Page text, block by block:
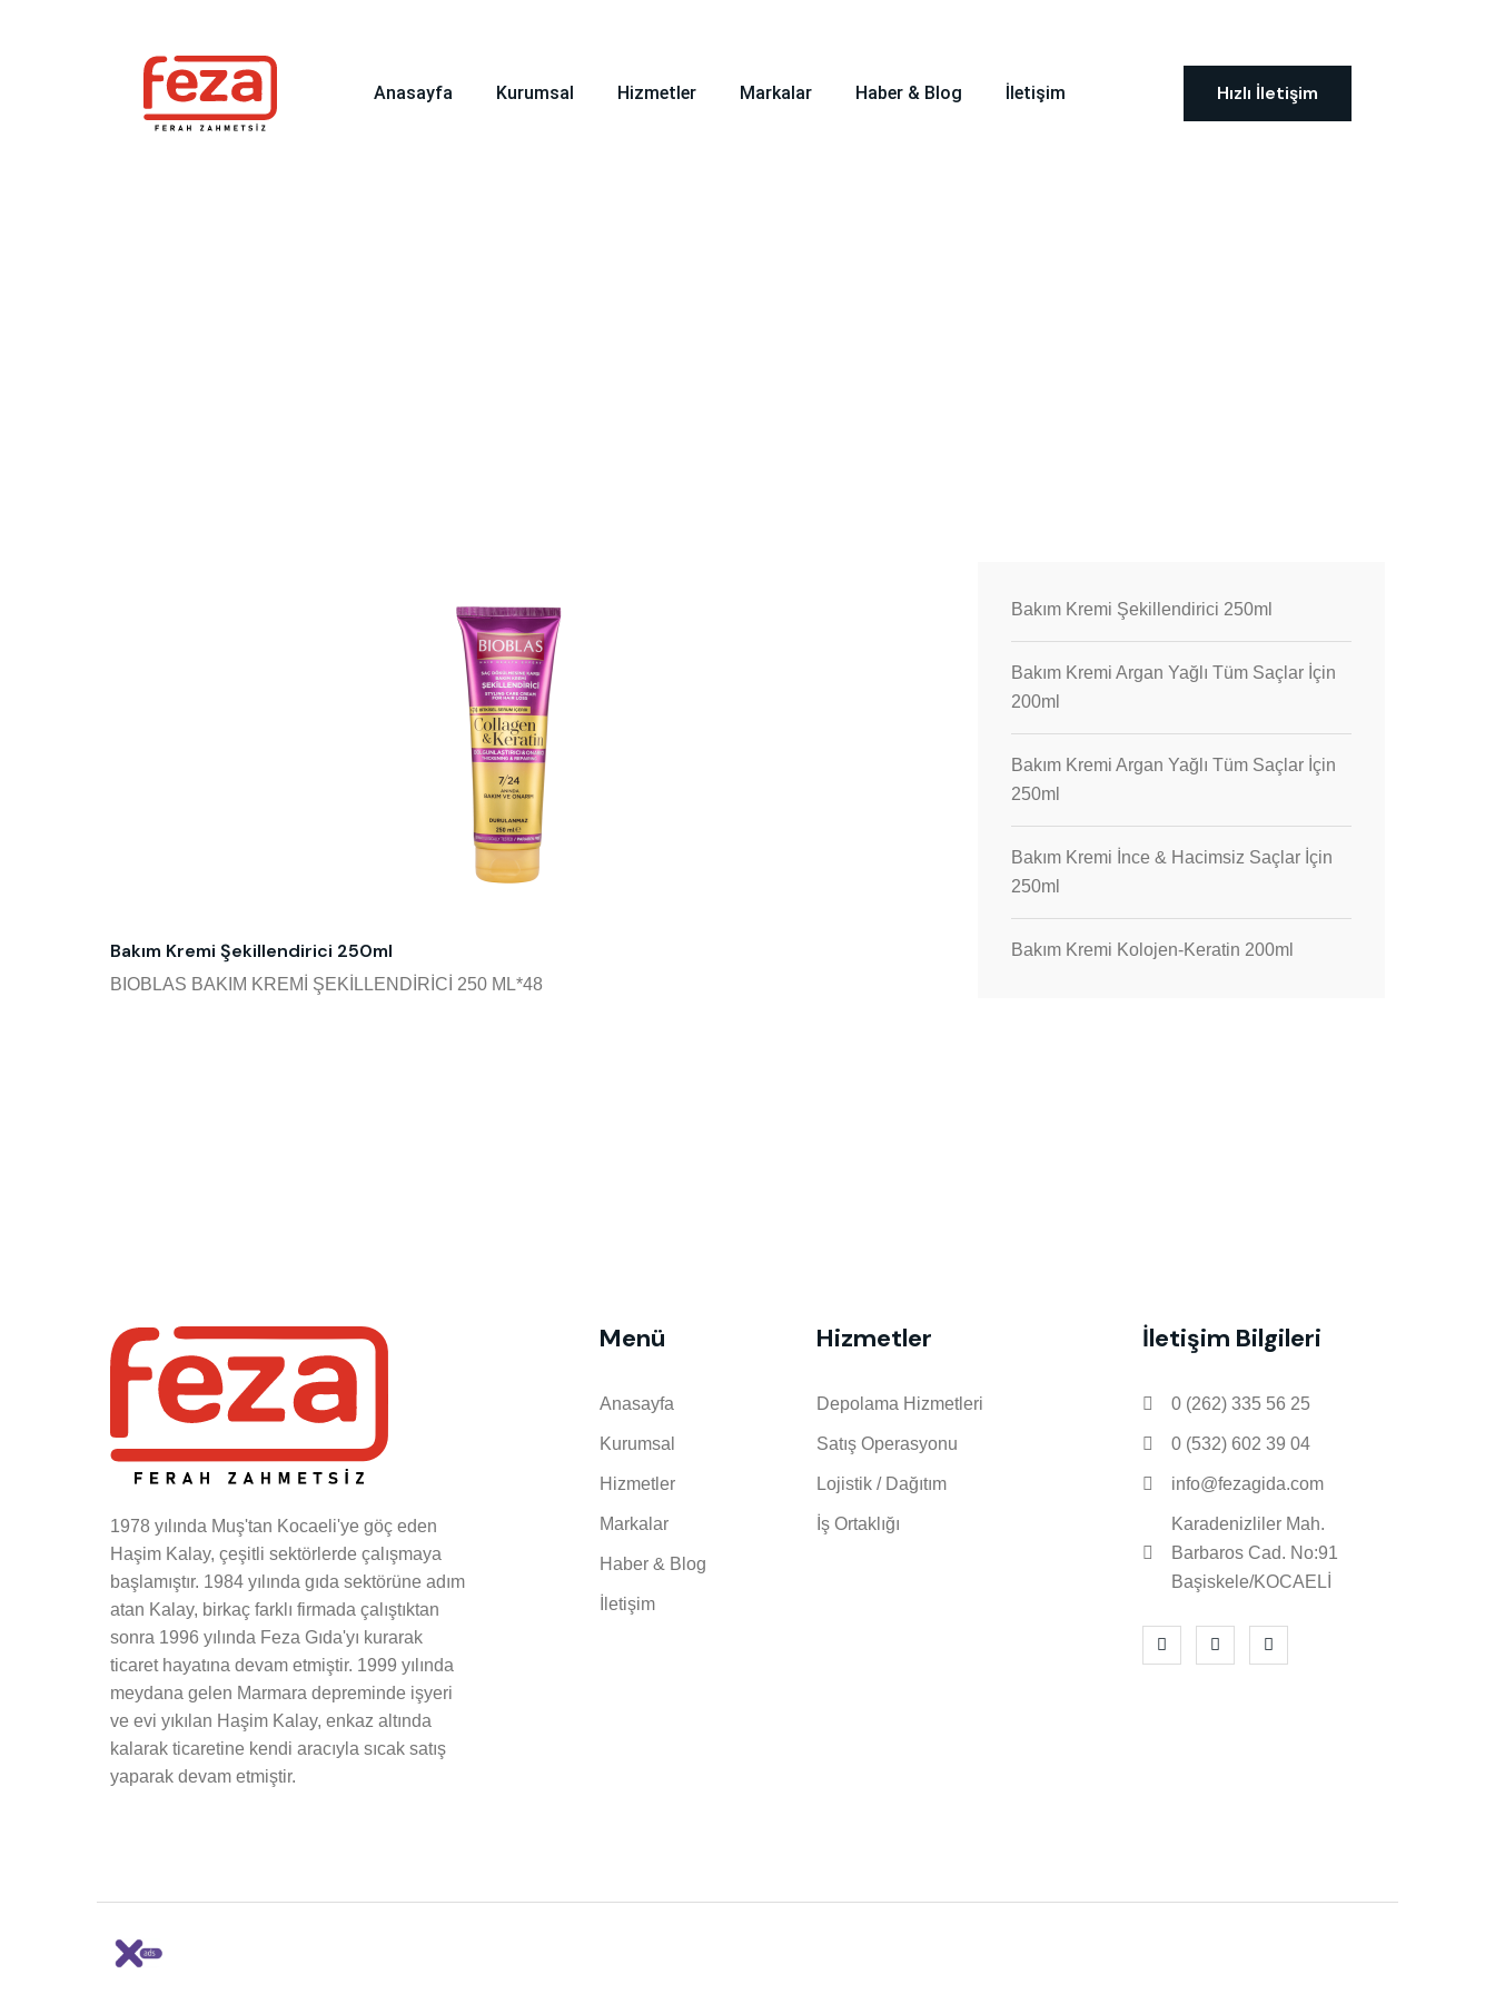
Anasayfa Kurumsal Hizmetler Markalar Haber & Blog İletişim Hızlı İletişim
Bakım Kremi Şekillendirici 250ml
BIOBLAS BAKIM KREMİ ŞEKİLLENDİRİCİ 250 ML*48
Bakım Kremi Şekillendirici 250ml
Bakım Kremi Argan Yağlı Tüm Saçlar İçin
200ml
Bakım Kremi Argan Yağlı Tüm Saçlar İçin
250ml
Bakım Kremi İnce & Hacimsiz Saçlar İçin
250ml
Bakım Kremi Kolojen-Keratin 200ml
1978 yılında Muş'tan Kocaeli'ye göç eden
Haşim Kalay, çeşitli sektörlerde çalışmaya
başlamıştır. 1984 yılında gıda sektörüne adım
atan Kalay, birkaç farklı firmada çalıştıktan
sonra 1996 yılında Feza Gıda'yı kurarak
ticaret hayatına devam etmiştir. 1999 yılında
meydana gelen Marmara depreminde işyeri
ve evi yıkılan Haşim Kalay, enkaz altında
kalarak ticaretine kendi aracıyla sıcak satış
yaparak devam etmiştir.
Menü
Anasayfa
Kurumsal
Hizmetler
Markalar
Haber & Blog
İletişim
Hizmetler
Depolama Hizmetleri
Satış Operasyonu
Lojistik / Dağıtım
İş Ortaklığı
İletişim Bilgileri
0 (262) 335 56 25
0 (532) 602 39 04
info@fezagida.com
Karadenizliler Mah.
Barbaros Cad. No:91
Başiskele/KOCAELİ